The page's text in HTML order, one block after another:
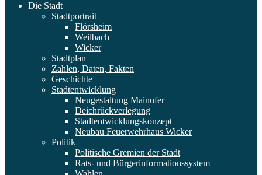
Die Stadt
Stadtportrait
Flörsheim
Weilbach
Wicker
Stadtplan
Zahlen, Daten, Fakten
Geschichte
Stadtentwicklung
Neugestaltung Mainufer
Deichrückverlegung
Stadtentwicklungskonzept
Neubau Feuerwehrhaus Wicker
Politik
Politische Gremien der Stadt
Rats- und Bürgerinformationssystem